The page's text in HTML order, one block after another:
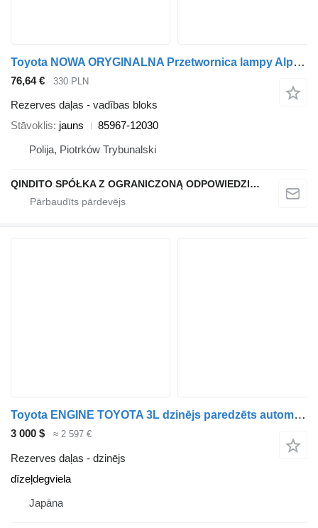
Toyota NOWA ORYGINALNA Przetwornica lampy Alphard Vellfire 85967-12030 vadības bloks paredzēts automašīnas
76,64 € 330 PLN
Rezerves daļas - vadības bloks
Stāvoklis jauns
85967-12030
Polija, Piotrków Trybunalski
QINDITO SPÓŁKA Z OGRANICZONĄ ODPOWIEDZIALNOŚCIĄ
Toyota ENGINE TOYOTA 3L dzinējs paredzēts automašīnas
3 000 $ ≈ 2 597 €
Rezerves daļas - dzinējs
dīzeļdegviela
Japāna